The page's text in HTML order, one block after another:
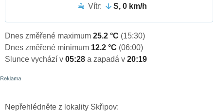
Vítr:
S, 0 km/h
Dnes změřené maximum 25.2 °C (15:30)
Dnes změřené minimum 12.2 °C (06:00)
Slunce vychází v 05:28 a zapadá v 20:19
Nepřehlédněte z lokality Skřipov: